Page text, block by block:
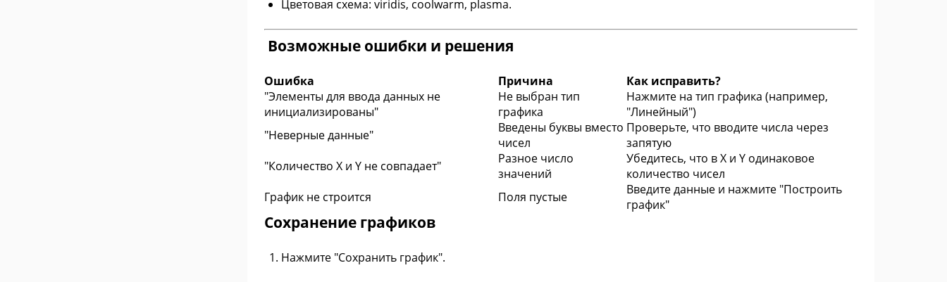
Цветовая схема: viridis, coolwarm, plasma.
Возможные ошибки и решения
Ошибка Причина
Как исправить?
"Элементы для ввода данных не
инициализированы"
Не выбран тип
графика
Нажмите на тип графика (например,
"Линейный")
"Неверные данные"
Введены буквы вместо
чисел
Проверьте, что вводите числа через
запятую
"Количество X и Y не совпадает"
Разное число
значений
Убедитесь, что в X и Y одинаковое
количество чисел
График не строится
Поля пустые
Введите данные и нажмите "Построить
график"
Сохранение графиков
Нажмите "Сохранить график".